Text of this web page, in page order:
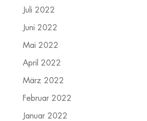
Juli 2022
Juni 2022
Mai 2022
April 2022
März 2022
Februar 2022
Januar 2022